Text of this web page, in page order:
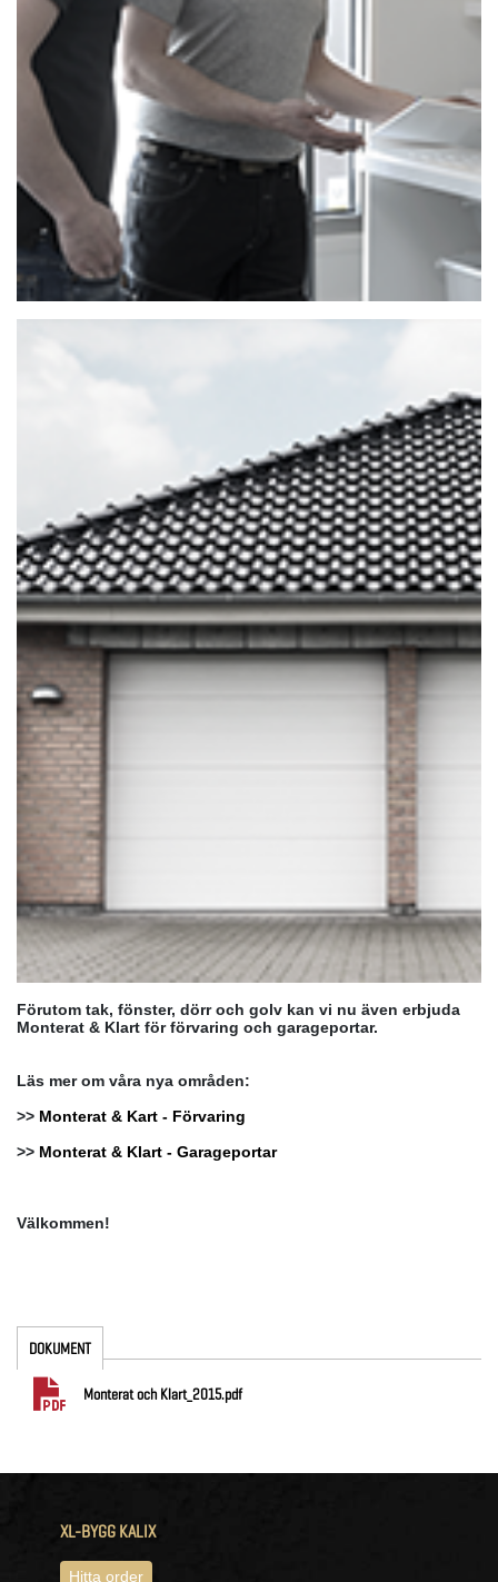
Förutom tak, fönster, dörr och golv kan vi nu även erbjuda
Monterat & Klart för förvaring och garageportar.
Läs mer om våra nya områden:
>> Monterat & Kart - Förvaring
>> Monterat & Klart - Garageportar
Välkommen!
DOKUMENT
Monterat och Klart_2015.pdf
XL-BYGG KALIX
Hitta order